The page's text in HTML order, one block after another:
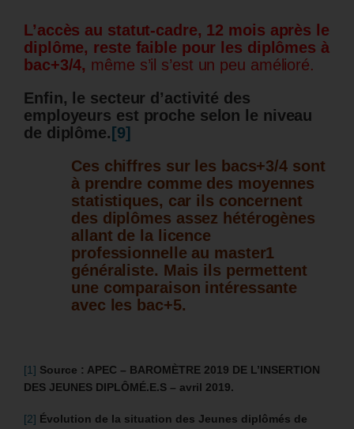
L’accès au statut-cadre, 12 mois après le
diplôme, reste faible pour les diplômes à
bac+3/4, même s’il s’est un peu amélioré.
Enfin, le secteur d’activité des
employeurs est proche selon le niveau
de diplôme. [9]
Ces chiffres sur les bacs+3/4 sont
à prendre comme des moyennes
statistiques, car ils concernent
des diplômes assez hétérogènes
allant de la licence
professionnelle au master1
généraliste. Mais ils permettent
une comparaison intéressante
avec les bac+5.
[1] Source : APEC – BAROMÈTRE 2019 DE L’INSERTION
DES JEUNES DIPLÔMÉ.E.S – avril 2019.
[2] Évolution de la situation des Jeunes diplômés de